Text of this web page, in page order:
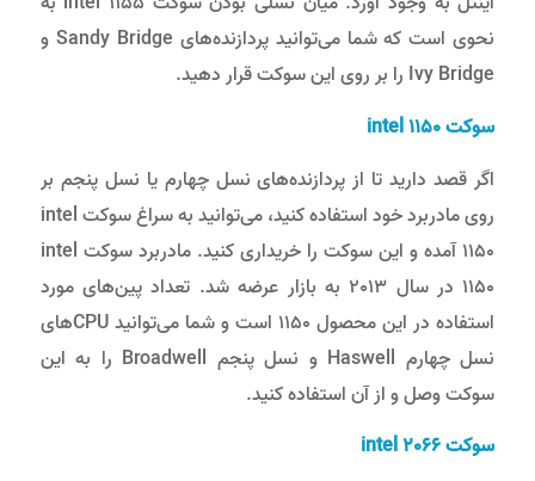
نحوی است که شما می‌توانید پردازنده‌های Sandy Bridge و
Ivy Bridge را بر روی این سوکت قرار دهید.
سوکتintel 1150
اگر قصد دارید تا از پردازنده‌های نسل چهارم یا نسل پنجم بر
روی مادربرد خود استفاده کنید، می‌توانید به سراغ سوکت intel
1150 آمده و این سوکت را خریداری کنید. مادربرد سوکت intel
1150 در سال 2013 به بازار عرضه شد. تعداد پین‌های مورد
استفاده در این محصول 1150 است و شما می‌توانید CPUهای
نسل چهارم Haswell و نسل پنجم Broadwell را به این
سوکت وصل و از آن استفاده کنید.
سوکتintel 2066